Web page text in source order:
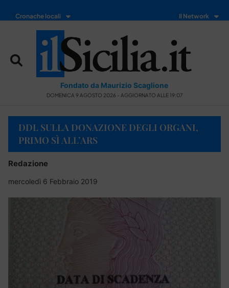
Cronache locali Il Network
Fondato da Maurizio Scaglione
DOMENICA 9 AGOSTO 2026 - AGGIORNATO ALLE 19:07
DDL SULLA DONAZIONE DEGLI ORGANI,
PRIMO SÌ ALL’ARS
Redazione
mercoledì 6 Febbraio 2019